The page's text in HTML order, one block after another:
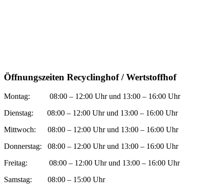
Öffnungszeiten Recyclinghof / Wertstoffhof
Montag: 08:00 – 12:00 Uhr und 13:00 – 16:00 Uhr
Dienstag: 08:00 – 12:00 Uhr und 13:00 – 16:00 Uhr
Mittwoch: 08:00 – 12:00 Uhr und 13:00 – 16:00 Uhr
Donnerstag: 08:00 – 12:00 Uhr und 13:00 – 16:00 Uhr
Freitag: 08:00 – 12:00 Uhr und 13:00 – 16:00 Uhr
Samstag: 08:00 – 15:00 Uhr